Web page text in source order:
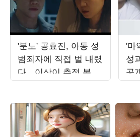
'분노' 공효진, 아동 성
범죄자에 직접 벌 내렸
다…이상이 추적 본격
화 ('유부녀')[중합]
'마
성
공
랜